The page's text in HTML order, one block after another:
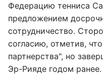
Федерацию тенниса
предложением
сотрудничество.
согласию, отметив,
партнерства", но
Эр-Рияде годом ранее.